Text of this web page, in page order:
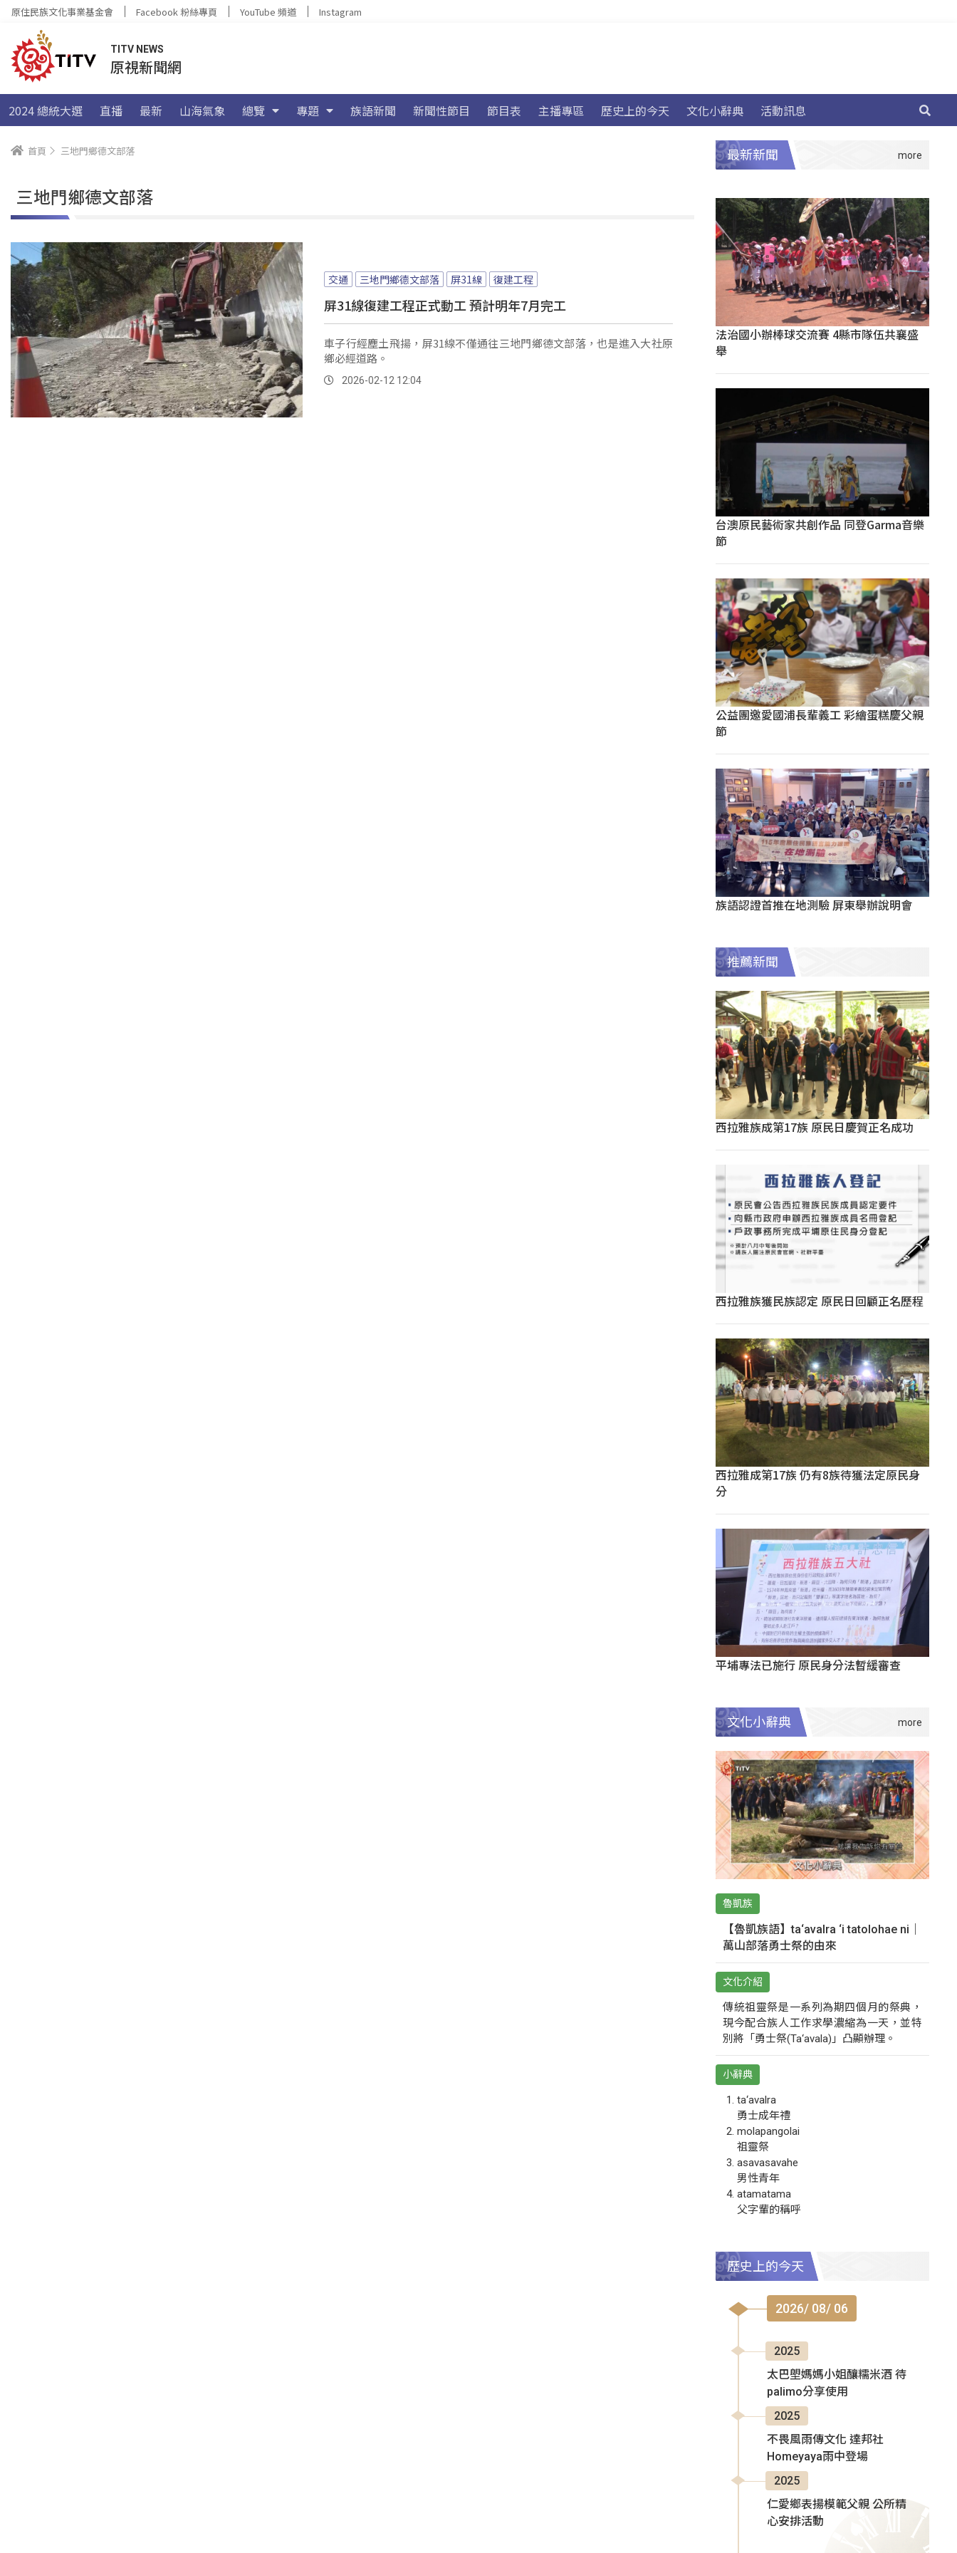
原住民族文化事業基金會 Facebook 粉絲專頁 YouTube 頻道 Instagram
TITV NEWS
原視新聞網
2024 總統大選 直播 最新 山海氣象 總覽 專題 族語新聞 新聞性節目 節目表 主播專區 歷史上的今天 文化小辭典 活動訊息
首頁 三地門鄉德文部落
三地門鄉德文部落
交通 三地門鄉德文部落 屏31線 復建工程
屏31線復建工程正式動工 預計明年7月完工
車子行經塵土飛揚，屏31線不僅通往三地門鄉德文部落，也是進入大社原
鄉必經道路。
2026-02-12 12:04
最新新聞
法治國小辦棒球交流賽 4縣市隊伍共襄盛
舉
台澳原民藝術家共創作品 同登Garma音樂
節
公益團邀愛國浦長輩義工 彩繪蛋糕慶父親
節
族語認證首推在地測驗 屏東舉辦說明會
推薦新聞
西拉雅族成第17族 原民日慶賀正名成功
西拉雅族獲民族認定 原民日回顧正名歷程
西拉雅成第17族 仍有8族待獲法定原民身
分
平埔專法已施行 原民身分法暫緩審查
文化小辭典
魯凱族
【魯凱族語】ta‘avalra ‘i tatolohae ni｜
萬山部落勇士祭的由來
文化介紹
傳統祖靈祭是一系列為期四個月的祭典，
現今配合族人工作求學濃縮為一天，並特
別將「勇士祭(Ta‘avala)」凸顯辦理。
小辭典
ta‘avalra
勇士成年禮
molapangolai
祖靈祭
asavasavahe
男性青年
atamatama
父字輩的稱呼
歷史上的今天
2026/ 08/ 06
2025
太巴塱媽媽小姐釀糯米酒 待
palimo分享使用
2025
不畏風雨傳文化 達邦社
Homeyaya雨中登場
2025
仁愛鄉表揚模範父親 公所精
心安排活動